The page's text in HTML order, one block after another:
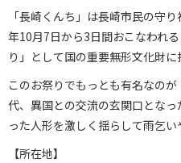
「長崎くんち」は長崎市民の守
年10月7日から3日間おこなわれ
り」として国の重要無形文化財に
このお祭りでもっとも有名なの
代、異国との交流の玄関口とな
った人形を激しく揺らして雨乞い
【所在地】